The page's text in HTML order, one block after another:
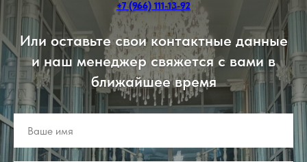
+7 (966) 111-13-92
Или оставьте свои контактные данные
и наш менеджер свяжется с вами в
ближайшее время